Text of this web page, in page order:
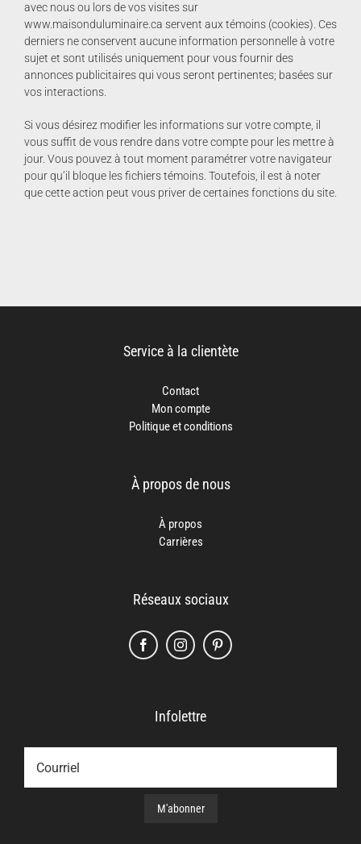
avec nous ou lors de vos visites sur
www.maisonduluminaire.ca servent aux témoins (cookies). Ces
derniers ne conservent aucune information personnelle à votre
sujet et sont utilisés uniquement pour vous fournir des
annonces publicitaires qui vous seront pertinentes; basées sur
vos interactions.
Si vous désirez modifier les informations sur votre compte, il
vous suffit de vous rendre dans votre compte pour les mettre à
jour. Vous pouvez à tout moment paramétrer votre navigateur
pour qu’il bloque les fichiers témoins. Toutefois, il est à noter
que cette action peut vous priver de certaines fonctions du site.
Service à la clientète
Contact
Mon compte
Politique et conditions
À propos de nous
À propos
Carrières
Réseaux sociaux
Infolettre